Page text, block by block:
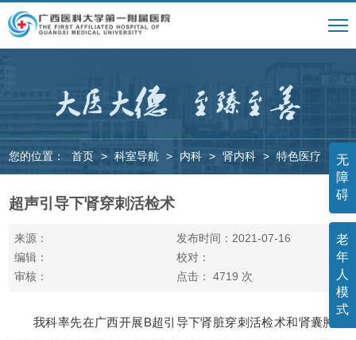
无
障
碍
老
年
人
模
式
您的位置： 首页 > 科室导航 > 内科 > 肾内科 > 特色医疗
超声引导下肾穿刺活检术
来源：
发布时间：2021-07-16
编辑：
校对：
审核：
点击：4719 次
我科率先在广西开展B超引导下肾脏穿刺活检术和肾囊肿穿